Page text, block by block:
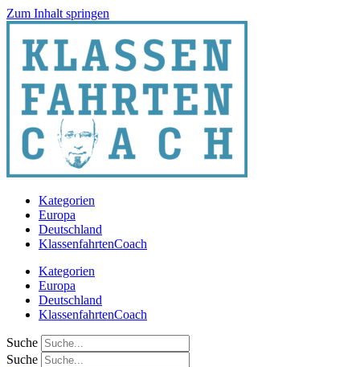
Zum Inhalt springen
Kategorien
Europa
Deutschland
KlassenfahrtenCoach
Kategorien
Europa
Deutschland
KlassenfahrtenCoach
Suche
Suche